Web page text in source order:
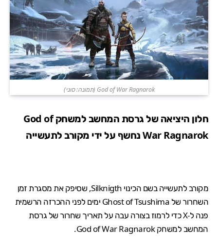
God of War Ragnarok (תמונה: סוני)
חלון היציאה של גרסת המחשב למשחק God of
War Ragnarok נחשף על ידי מקורב לתעשייה
מקורב לתעשייה בשם הכינוי Silknigth, ש סיפק את מסגרת זמן
השחרור של Ghost of Tsushima ימים לפני ההכרזה הרשמית
פנה ל-X כדי לרמוז בצורה עבה על תאריך שחרור של גרסת
המחשב למשחק God of War Ragnarok.